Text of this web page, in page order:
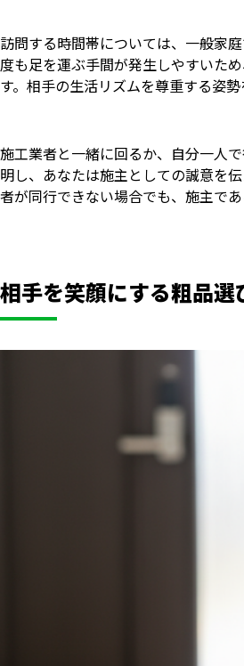
訪問する時間帯については、一般家
度も足を運ぶ手間が発生しやすいた
す。相手の生活リズムを尊重する姿
施工業者と一緒に回るか、自分一人
明し、あなたは施主としての誠意を
者が同行できない場合でも、施主で
相手を笑顔にする粗品